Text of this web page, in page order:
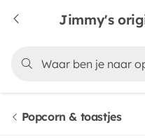
Jimmy's
Popcorn & toastjes